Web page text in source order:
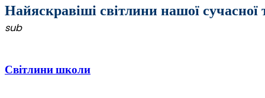
Найяскравіші світлини нашої
sub
Світлини школи